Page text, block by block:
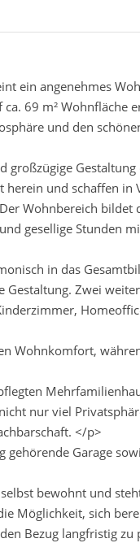
ein angenehmes
69 m² Wohnfläche
und den
Gestaltung
herein und schaffen
Wohnbereich bildet
gesellige Stunden
in das
Zwei
Wohnkomfort,
nur viel
</p>
Garage
bewohnt und
Möglichkeit, sich
Bezug langfristig zu